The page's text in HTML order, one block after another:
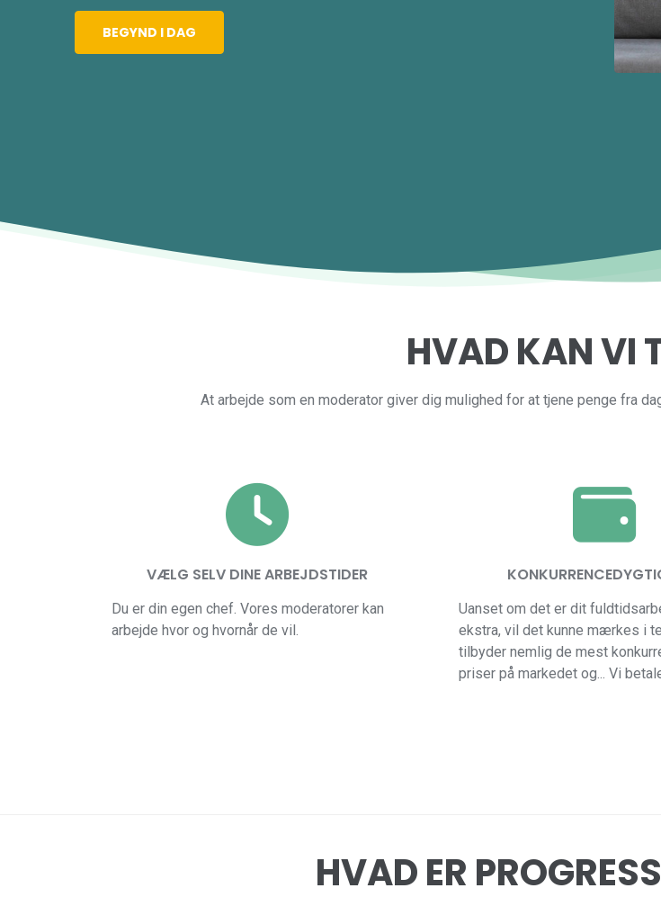
BEGYND I DAG
HVAD KAN VI
At arbejde som en moderator giver dig mulighed for at tjene penge fra
VÆLG SELV DINE ARBEJDSTIDER
Du er din egen chef. Vores moderatorer kan
arbejde hvor og hvornår de vil.
Uanset om det er dit
ekstra, vil det kunne mærkes i
tilbyder nemlig de mest
priser på markedet og... Vi
HVAD ER